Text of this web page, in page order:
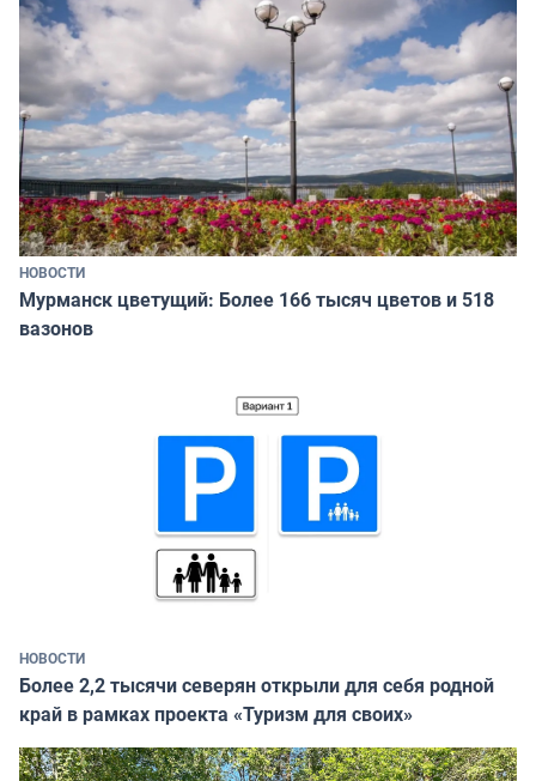
НОВОСТИ
Мурманск цветущий: Более 166 тысяч цветов и 518
вазонов
НОВОСТИ
Более 2,2 тысячи северян открыли для себя родной
край в рамках проекта «Туризм для своих»